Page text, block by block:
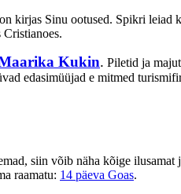
kirjas Sinu ootused. Spikri leiad
Kukin. Piletid ja
edasimüüjad e mitmed
siin võib näha kõige
raamatu: 14 päeva Goas.